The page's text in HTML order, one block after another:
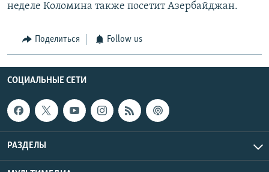
неделе Коломина также посетит Азербайджан.
Поделиться Follow us
СОЦИАЛЬНЫЕ СЕТИ
РАЗДЕЛЫ